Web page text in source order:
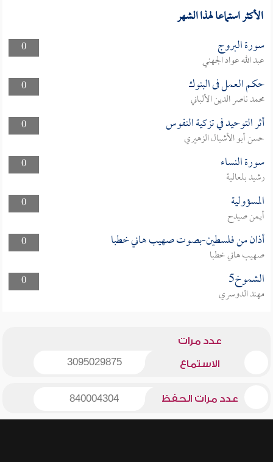
الأكثر استماعا لهذا الشهر
0 سورة البروج
عبد الله عواد الجهني
0
حكم العمل فى البنوك
محمد ناصر الدين الألباني
0
أثر التوحيد في تزكية النفوس
حسن أبو الأشبال الزهيري
0
سورة النساء
رشيد بلعالية
0
المسؤولية
أيمن صيدح
0
أذان من فلسطين-بصوت صهيب هاني خطبا
صهيب هاني خطبا
0
الشموخ5
مهند الدوسري
عدد مرات
الاستماع 3095029875
عدد مرات الحفظ 840004304